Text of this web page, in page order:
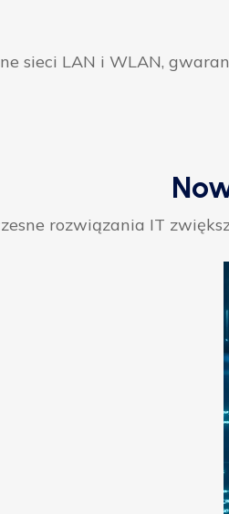
sieci LAN i WLAN,
rozwiązania IT